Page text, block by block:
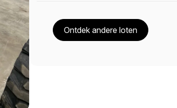
Ontdek andere loten